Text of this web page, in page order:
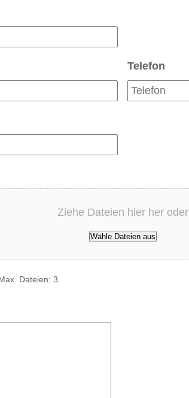
Telefon
Ziehe Dateien hier her oder
Wähle Dateien aus
Dateien: 3.